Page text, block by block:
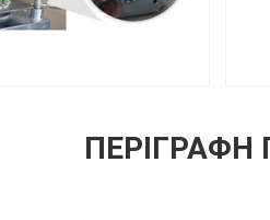
ΠΕΡΙΓΡΑΦΉ